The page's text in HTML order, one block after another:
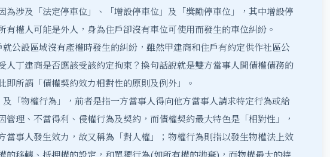
為涉及「法定停車位」、「增設停車位」及「獎勵停車位」，其中增設停
有權人可能是外人，身為住戶卻沒有車位可使用而發生的車位糾紛。
公設區域沒有產權時發生的糾紛，雖然甲建商和住戶有約定供作社區公
人丁建商是否應該受該約定拘束？換句話說就是雙方當事人間債權債務的
即所謂「債權契約效力相對性的原則及例外」。
「物權行為」，前者是指一方當事人得向他方當事人請求特定行為或給
管理、不當得利、侵權行為及契約，而債權契約最大特色是「相對性」，
當事人發生效力，故又稱為「對人權」；物權行為則指以發生物權法上效
的移轉、抵押權的設定，和單獨行為(如所有權的拋棄)，而物權最大的特